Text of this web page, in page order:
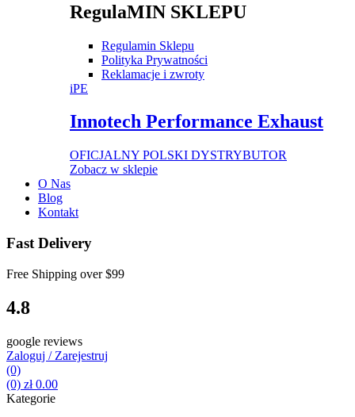
RegulaMIN SKLEPU
Regulamin Sklepu
Polityka Prywatności
Reklamacje i zwroty
iPE
Innotech Performance Exhaust
OFICJALNY POLSKI DYSTRYBUTOR
Zobacz w sklepie
O Nas
Blog
Kontakt
Fast Delivery
Free Shipping over$99
4.8
google reviews
Zaloguj / Zarejestruj
(0)
(0) zł0.00
Kategorie